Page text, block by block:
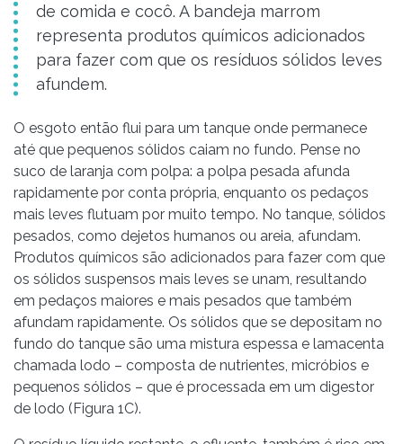
de comida e cocô. A bandeja marrom
representa produtos químicos adicionados
para fazer com que os resíduos sólidos leves
afundem.
O esgoto então flui para um tanque onde permanece
até que pequenos sólidos caiam no fundo. Pense no
suco de laranja com polpa: a polpa pesada afunda
rapidamente por conta própria, enquanto os pedaços
mais leves flutuam por muito tempo. No tanque, sólidos
pesados, como dejetos humanos ou areia, afundam.
Produtos químicos são adicionados para fazer com que
os sólidos suspensos mais leves se unam, resultando
em pedaços maiores e mais pesados ​​que também
afundam rapidamente. Os sólidos que se depositam no
fundo do tanque são uma mistura espessa e lamacenta
chamada lodo – composta de nutrientes, micróbios e
pequenos sólidos – que é processada em um digestor
de lodo (Figura 1C).